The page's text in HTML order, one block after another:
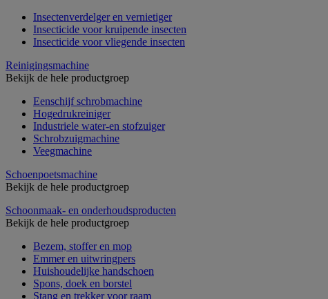
Insectenverdelger en vernietiger
Insecticide voor kruipende insecten
Insecticide voor vliegende insecten
Reinigingsmachine
Bekijk de hele productgroep
Eenschijf schrobmachine
Hogedrukreiniger
Industriele water-en stofzuiger
Schrobzuigmachine
Veegmachine
Schoenpoetsmachine
Bekijk de hele productgroep
Schoonmaak- en onderhoudsproducten
Bekijk de hele productgroep
Bezem, stoffer en mop
Emmer en uitwringpers
Huishoudelijke handschoen
Spons, doek en borstel
Stang en trekker voor raam